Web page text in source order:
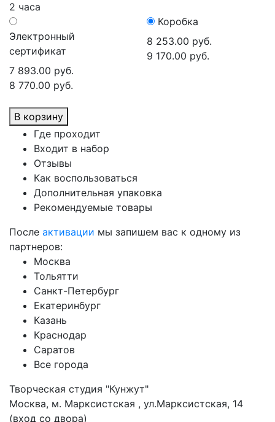
2 часа
Электронный
сертификат
7 893.00 руб.
8 770.00 руб.
Коробка
8 253.00 руб.
9 170.00 руб.
В корзину
Где проходит
Входит в набор
Отзывы
Как воспользоваться
Дополнительная упаковка
Рекомендуемые товары
После активации мы запишем вас к одному из
партнеров:
Москва
Тольятти
Санкт-Петербург
Екатеринбург
Казань
Краснодар
Саратов
Все города
Творческая студия "Кунжут"
Москва, м. Марксистская , ул.Марксистская, 14
(вход со двора)